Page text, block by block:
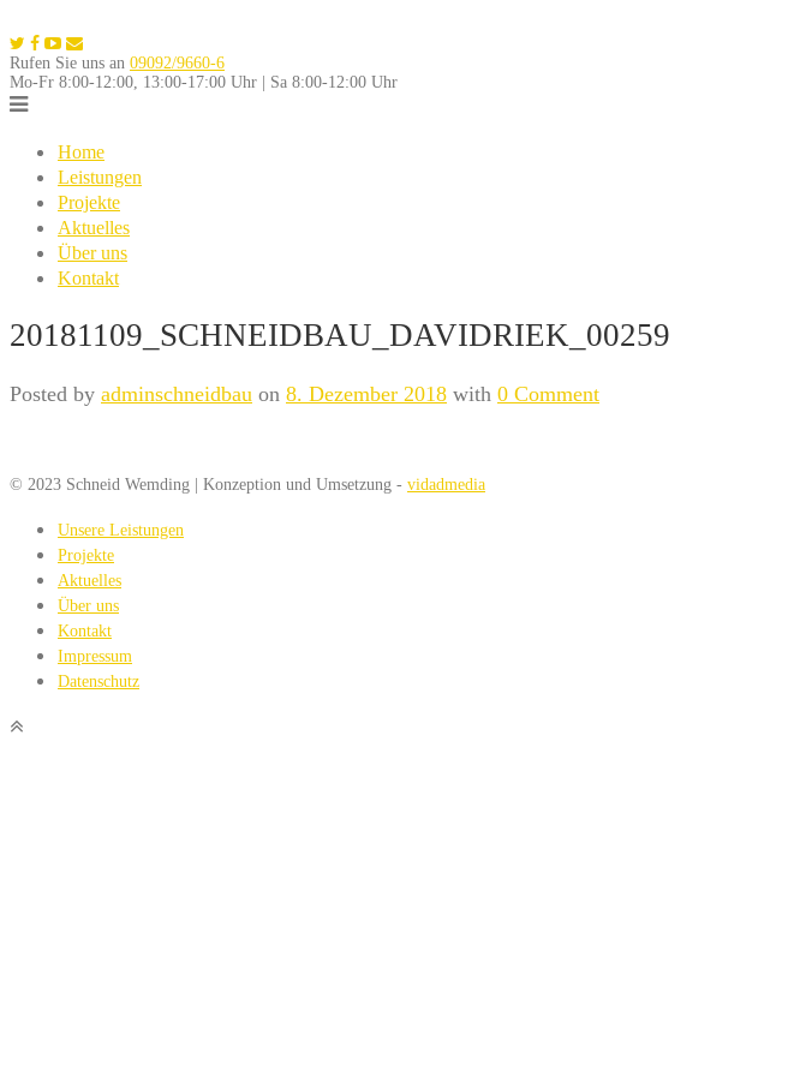
to
content
Rufen Sie uns an 09092/9660-6
Mo-Fr 8:00-12:00, 13:00-17:00 Uhr | Sa 8:00-12:00 Uhr
Home
Leistungen
Projekte
Aktuelles
Über uns
Kontakt
20181109_SCHNEIDBAU_DAVIDRIEK_00259
Posted by adminschneidbau on 8. Dezember 2018 with 0 Comment
© 2023 Schneid Wemding | Konzeption und Umsetzung - vidadmedia
Unsere Leistungen
Projekte
Aktuelles
Über uns
Kontakt
Impressum
Datenschutz